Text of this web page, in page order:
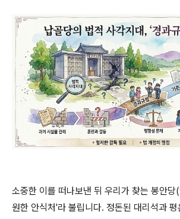
소중한 이를 떠나보낸 뒤 우리가 찾는 봉안
원한 안식처'라 불립니다. 정돈된 대리석과